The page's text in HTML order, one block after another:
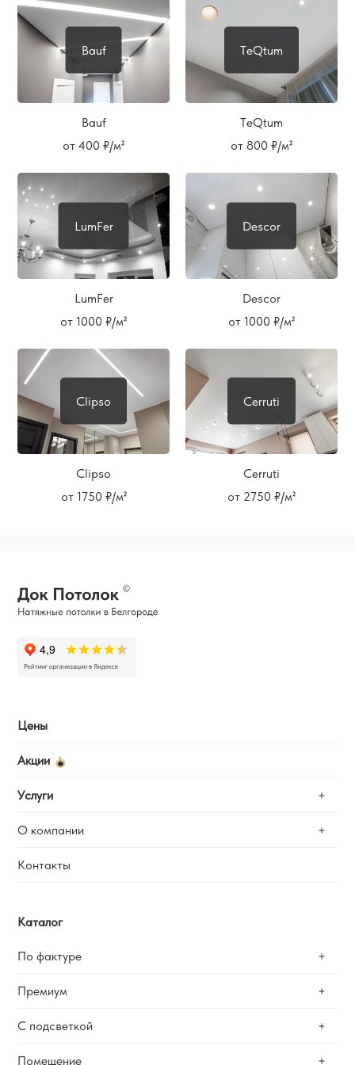
Bauf
Bauf
от 400 ₽/м²
TeQtum
TeQtum
от 800 ₽/м²
LumFer
LumFer
от 1000 ₽/м²
Descor
Descor
от 1000 ₽/м²
Clipso
Clipso
от 1750 ₽/м²
Cerruti
Cerruti
от 2750 ₽/м²
Цены
Акции
Услуги
Замер
О компании
Отзывы
Гарантии
Вакансии
Блог
Контакты
Каталог
По фактуре
Матовые
Сатиновые
Фактурные
Премиум
Теневые
С подсветкой
Помещение